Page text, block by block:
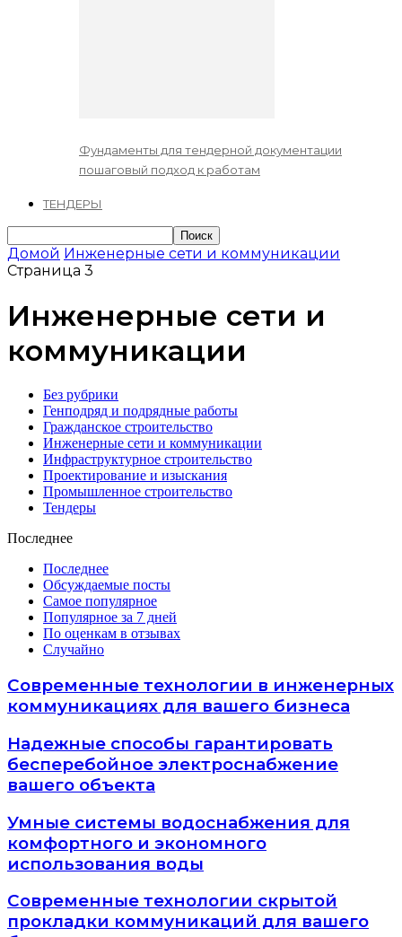
Фундаменты для тендерной документации
пошаговый подход к работам
ТЕНДЕРЫ
Домой Инженерные сети и коммуникации
Страница 3
Инженерные сети и
коммуникации
Без рубрики
Генподряд и подрядные работы
Гражданское строительство
Инженерные сети и коммуникации
Инфраструктурное строительство
Проектирование и изыскания
Промышленное строительство
Тендеры
Последнее
Последнее
Обсуждаемые посты
Самое популярное
Популярное за 7 дней
По оценкам в отзывах
Случайно
Современные технологии в инженерных
коммуникациях для вашего бизнеса
Надежные способы гарантировать
бесперебойное электроснабжение
вашего объекта
Умные системы водоснабжения для
комфортного и экономного
использования воды
Современные технологии скрытой
прокладки коммуникаций для вашего